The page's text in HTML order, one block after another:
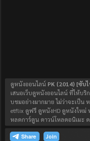
ดูหนังออนไลน์ PK (2014) [ซับ
เสนอเว็บดูหนังออนไลน์ ที่ให้บ
บชมอย่างมากมาย ไม่ว่าจะเป็น
etflix ดูฟรี ดูหนังHD ดูหนังใหม่
หลดการ์ตูน ดาวน์โหลดอนิเมะ
Join